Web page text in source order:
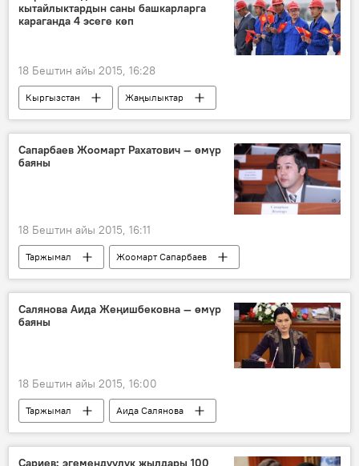
дүкөн
кытайлыктардын саны башкарларга
караганда 4 эсеге көп
18 Бештин айы 2015, 16:28
Кыргызстан
Жаңылыктар
Миграция
Кытай
Сапарбаев Жоомарт Рахатович — өмүр
баяны
18 Бештин айы 2015, 16:11
Таржымал
Жоомарт Сапарбаев
депутат
Салянова Аида Жеңишбековна — өмүр
баяны
18 Бештин айы 2015, 16:00
Таржымал
Аида Салянова
справка
Сариев: эгемендүүлүк жылдары 100